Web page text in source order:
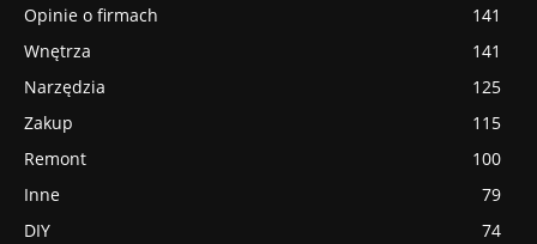
Opinie o firmach
141
Wnętrza
141
Narzędzia
125
Zakup
115
Remont
100
Inne
79
DIY
74